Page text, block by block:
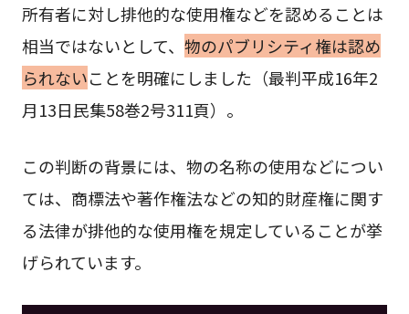
所有者に対し排他的な使用権などを認めることは
相当ではないとして、 物のパブリシティ権は認め
られないことを明確にしました（最判平成16年2
月13日民集58巻2号311頁）。
この判断の背景には、物の名称の使用などについ
ては、商標法や著作権法などの知的財産権に関す
る法律が排他的な使用権を規定していることが挙
げられています。